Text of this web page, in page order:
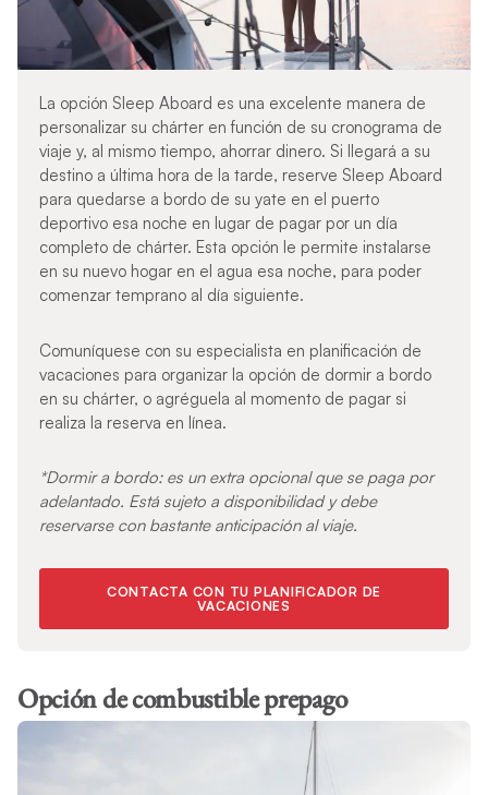
La opción Sleep Aboard es una excelente manera de
personalizar su chárter en función de su cronograma de
viaje y, al mismo tiempo, ahorrar dinero. Si llegará a su
destino a última hora de la tarde, reserve Sleep Aboard
para quedarse a bordo de su yate en el puerto
deportivo esa noche en lugar de pagar por un día
completo de chárter. Esta opción le permite instalarse
en su nuevo hogar en el agua esa noche, para poder
comenzar temprano al día siguiente.
Comuníquese con su especialista en planificación de
vacaciones para organizar la opción de dormir a bordo
en su chárter, o agréguela al momento de pagar si
realiza la reserva en línea.
*Dormir a bordo: es un extra opcional que se paga por
adelantado. Está sujeto a disponibilidad y debe
reservarse con bastante anticipación al viaje.
CONTACTA CON TU PLANIFICADOR DE
VACACIONES
Opción de combustible prepago